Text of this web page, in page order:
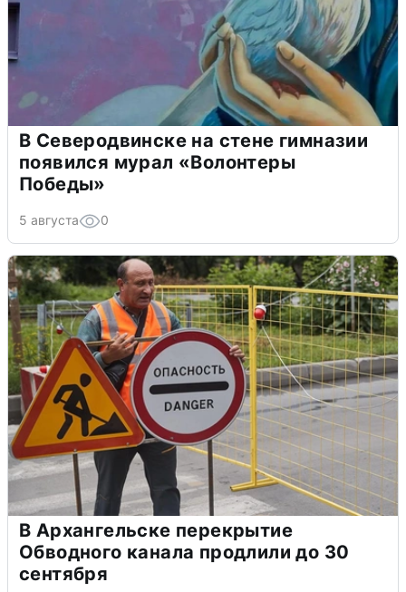
В Северодвинске на стене гимназии
появился мурал «Волонтеры
Победы»
5 августа 0
В Архангельске перекрытие
Обводного канала продлили до 30
сентября